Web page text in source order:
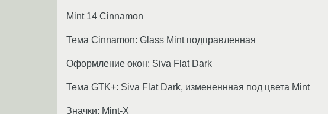
Mint 14 Cinnamon
Тема Cinnamon: Glass Mint подправленная
Оформление окон: Siva Flat Dark
Тема GTK+: Siva Flat Dark, измененнная под цвета Mint
Значки: Mint-X